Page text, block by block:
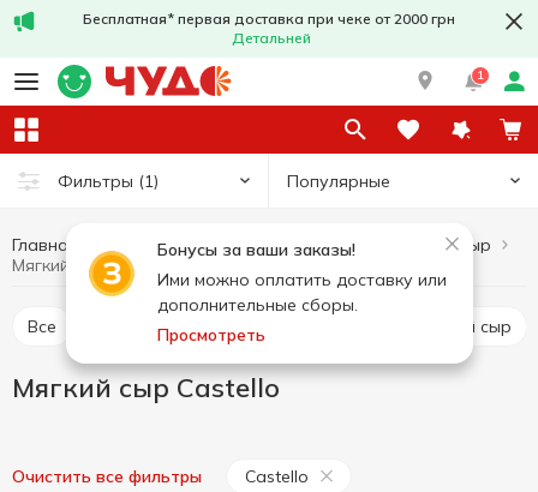
Бесплатная* первая доставка при чеке от 2000 грн
Детальней
1
Фильтры (1) Популярные
Бонусы за ваши заказы!
Ими можно оплатить доставку или
дополнительные сборы.
Просмотреть
Главная Яйца и молочные продукты Сыры
Мягкий сыр
Мягкий сыр Castello
Все Твердый и полутвердый сыр Рассольный сыр
Мягкий сыр Castello
Очистить все фильтры Castello